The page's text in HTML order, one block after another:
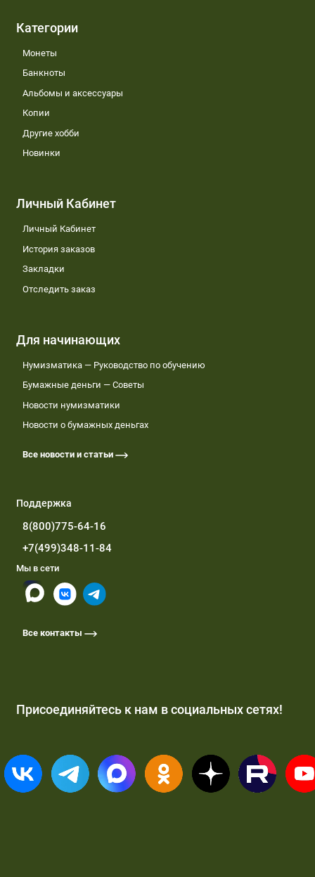
Категории
Монеты
Банкноты
Альбомы и аксессуары
Копии
Другие хобби
Новинки
Личный Кабинет
Личный Кабинет
История заказов
Закладки
Отследить заказ
Для начинающих
Нумизматика — Руководство по обучению
Бумажные деньги — Советы
Новости нумизматики
Новости о бумажных деньгах
Все новости и статьи
Поддержка
8(800)775-64-16
+7(499)348-11-84
Мы в сети
Все контакты
Присоединяйтесь к нам в социальных сетях!